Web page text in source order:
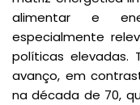
alimentar e
especialmente
políticas elevadas.
avanço, em
na década de 70,